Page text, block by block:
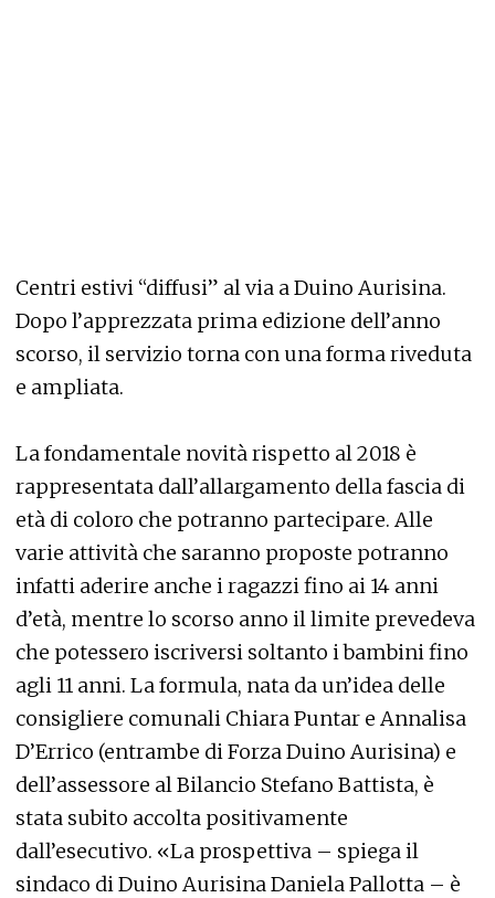
Centri estivi “diffusi” al via a Duino Aurisina.
Dopo l’apprezzata prima edizione dell’anno
scorso, il servizio torna con una forma riveduta
e ampliata.
La fondamentale novità rispetto al 2018 è
rappresentata dall’allargamento della fascia di
età di coloro che potranno partecipare. Alle
varie attività che saranno proposte potranno
infatti aderire anche i ragazzi fino ai 14 anni
d’età, mentre lo scorso anno il limite prevedeva
che potessero iscriversi soltanto i bambini fino
agli 11 anni. La formula, nata da un’idea delle
consigliere comunali Chiara Puntar e Annalisa
D’Errico (entrambe di Forza Duino Aurisina) e
dell’assessore al Bilancio Stefano Battista, è
stata subito accolta positivamente
dall’esecutivo. «La prospettiva – spiega il
sindaco di Duino Aurisina Daniela Pallotta – è